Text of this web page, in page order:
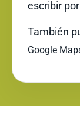
escribir por
También
Google